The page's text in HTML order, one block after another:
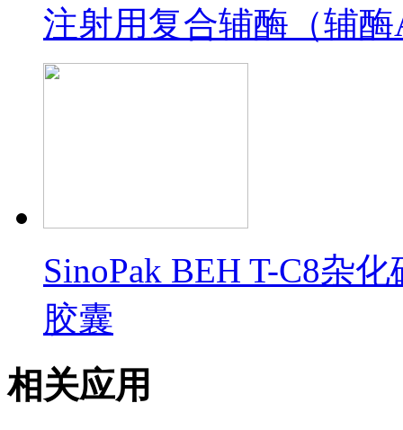
注射用复合辅酶（辅
SinoPak BEH T-C8杂
胶囊
相关应用